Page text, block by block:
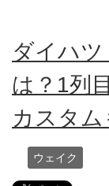
ダイハ
は？1列
カスタム
ウェイク